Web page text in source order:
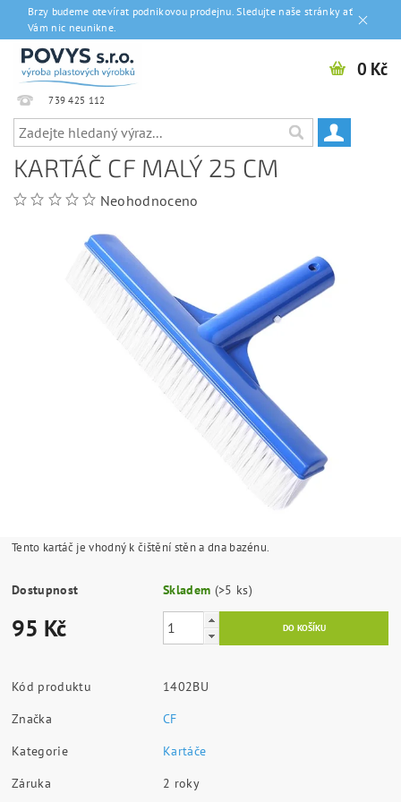
Brzy budeme otevírat podnikovou prodejnu. Sledujte naše stránky ať
Vám nic neunikne.
739 425 112
0 Kč
KARTÁČ CF MALÝ 25 CM
Neohodnoceno
Tento kartáč je vhodný k čištění stěn a dna bazénu.
Dostupnost Skladem (>5 ks)
95 Kč
Kód produktu
1402BU
Značka
CF
Kategorie
Kartáče
Záruka
2 roky